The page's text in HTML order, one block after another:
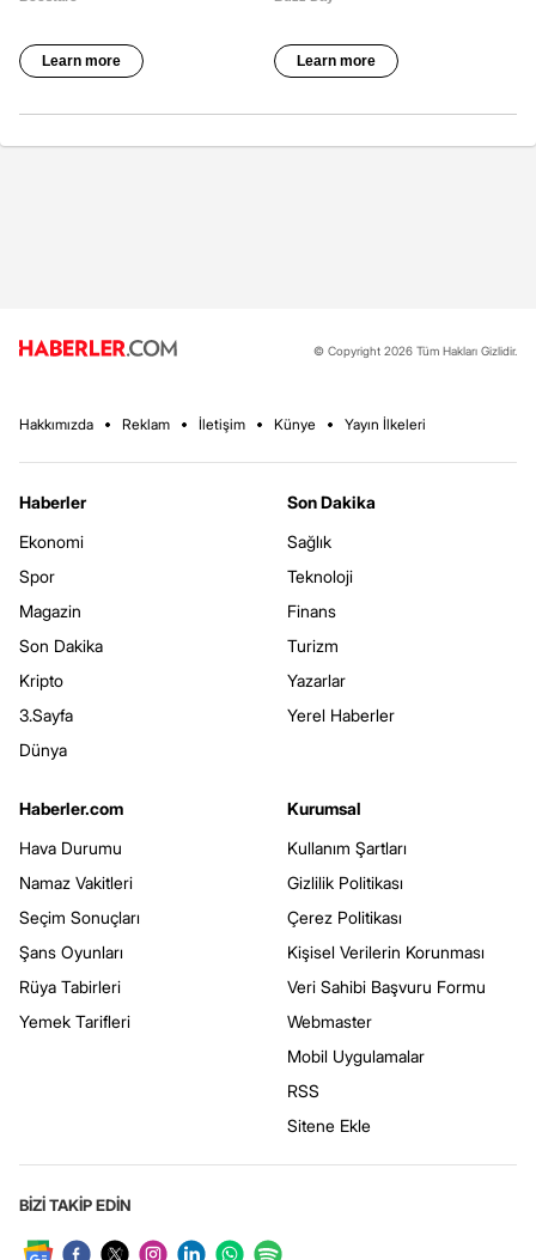
© Copyright 2026 Tüm Hakları Gizlidir.
Hakkımızda Reklam İletişim Künye Yayın İlkeleri
Haberler
Ekonomi
Spor
Magazin
Son Dakika
Kripto
3.Sayfa
Dünya
Son Dakika
Sağlık
Teknoloji
Finans
Turizm
Yazarlar
Yerel Haberler
Haberler.com
Hava Durumu
Namaz Vakitleri
Seçim Sonuçları
Şans Oyunları
Rüya Tabirleri
Yemek Tarifleri
Kurumsal
Kullanım Şartları
Gizlilik Politikası
Çerez Politikası
Kişisel Verilerin Korunması
Veri Sahibi Başvuru Formu
Webmaster
Mobil Uygulamalar
RSS
Sitene Ekle
BİZİ TAKİP EDİN